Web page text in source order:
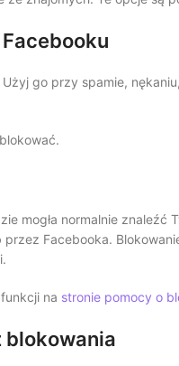
go przy spamie,
mogła normalnie znaleźć
Facebooka.
na stronie pomocy o
blokowania